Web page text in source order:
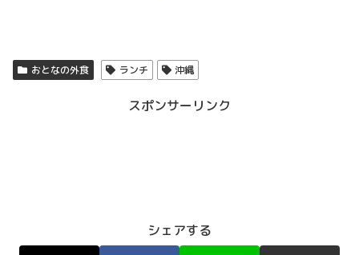
おとなの外食 ランチ 沖縄
スポンサーリンク
シェアする